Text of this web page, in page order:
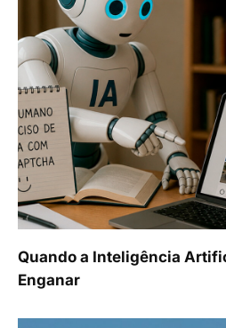
Quando a Inteligência
Enganar